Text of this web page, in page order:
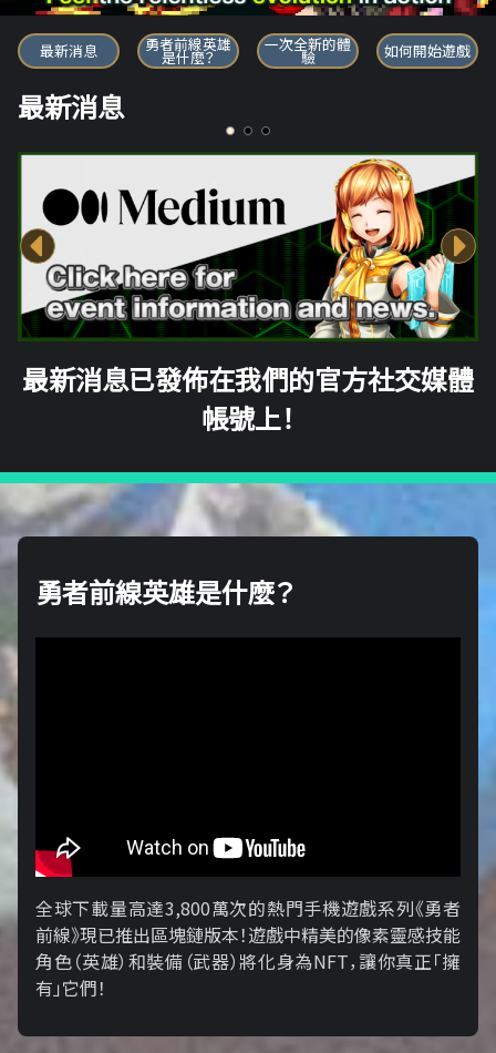
勇者前線英雄
最新消息 勇者前線英雄
是什麼？
一次全新的體
驗 如何開始遊戲
最新消息
最新消息已發佈在我們的官方社交媒體
帳號上！
勇者前線英雄是什麼？
全球下載量高達3,800萬次的熱門手機遊戲系列《勇者
前線》現已推出區塊鏈版本！遊戲中精美的像素靈感技能
角色（英雄）和裝備（武器）將化身為NFT，讓你真正「擁​​
有」它們！